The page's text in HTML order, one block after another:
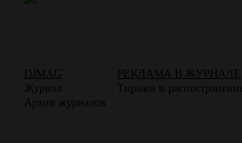
DJMAG
Журнал
Архив журналов
РЕКЛАМА В ЖУРНАЛЕ
Тиражи и распостранение